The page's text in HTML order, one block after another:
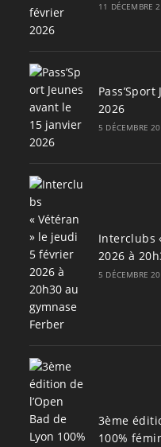
11 DÉCEMBRE
2026
5 DÉCEMBRE
Interclubs
2026 à
5 DÉCEMBRE
3ème
100%